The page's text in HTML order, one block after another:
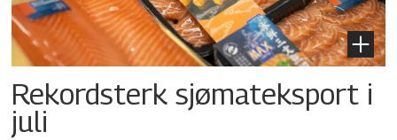
Rekordsterk sjømateksport i
juli